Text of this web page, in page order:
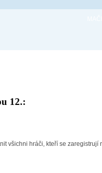
12.:
všichni hráči, kteří se zaregistrují